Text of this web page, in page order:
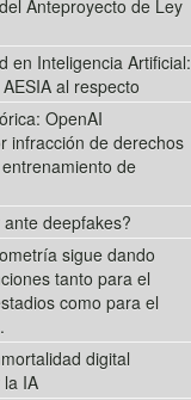
Anteproyecto de Ley
en Inteligencia Artificial:
al respecto
OpenAI
infracción de derechos
de
deepfakes?
sigue dando
tanto para el
como para el
digital
IA